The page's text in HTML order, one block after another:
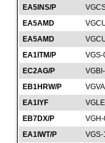
EA5INS/P
EA5AMD
EA5AMD
EA1ITM/P
EC2AG/P
EB1HRW/P
EA1IYF
EB7DX/P
EA1IWT/P